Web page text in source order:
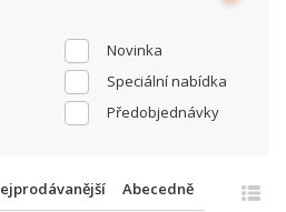
Novinka
Speciální nabídka
Předobjednávky
Nejprodávanější Abecedně